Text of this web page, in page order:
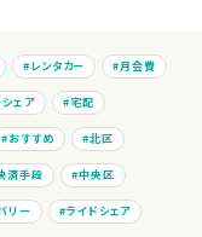
レンタカー 月会費
ェア 宅配
おすすめ 北区
済手段 中央区
リー ライドシェア